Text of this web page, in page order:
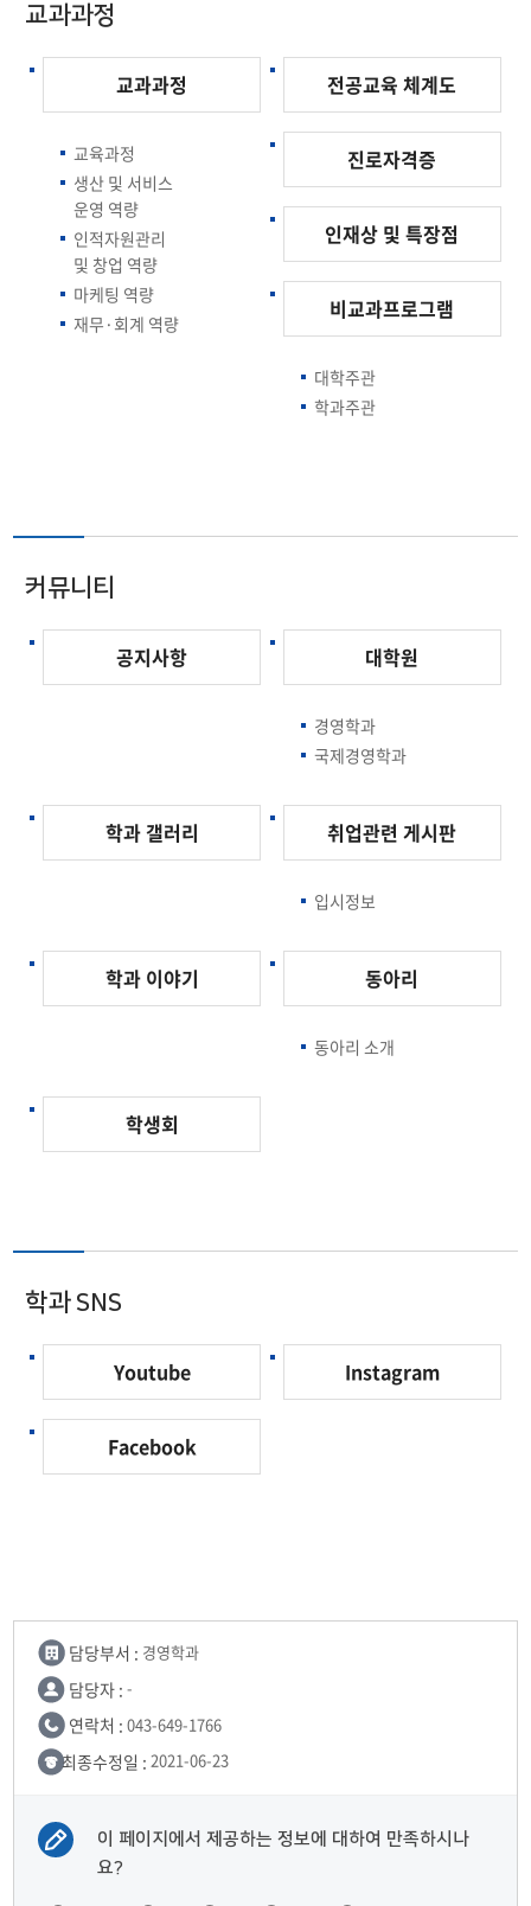
교과과정
교과과정
교육과정
생산 및 서비스
운영 역량
인적자원관리
및 창업 역량
마케팅 역량
재무·회계 역량
전공교육 체계도
진로자격증
인재상 및 특장점
비교과프로그램
대학주관
학과주관
커뮤니티
공지사항 대학원
경영학과
국제경영학과
학과 갤러리 취업관련 게시판
입시정보
학과 이야기 동아리
동아리 소개
학생회
학과 SNS
Youtube Instagram
Facebook
담당부서 : 경영학과
담당자 : -
연락처 : 043-649-1766
최종수정일 : 2021-06-23
이 페이지에서 제공하는 정보에 대하여 만족하시나
요?